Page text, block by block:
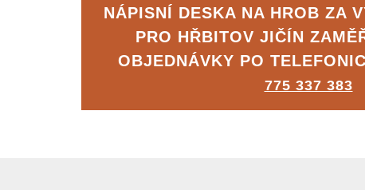
NÁPISNÍ DESKA NA HROB ZA
PRO HŘBITOV JIČÍN
OBJEDNÁVKY PO
775 337 383